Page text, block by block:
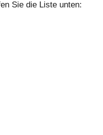
Sie die Liste unten: